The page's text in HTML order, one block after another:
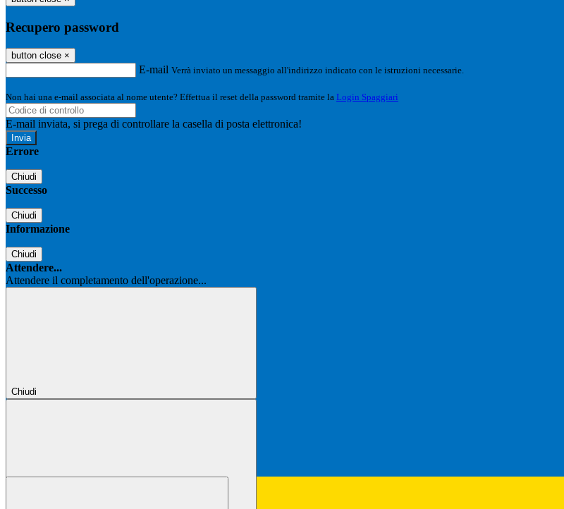
Recupero password
button close ×
E-mail Verrà inviato un messaggio all'indirizzo indicato con le istruzioni necessarie.
Non hai una e-mail associata al nome utente? Effettua il reset della password tramite la Login Spaggiari
E-mail inviata, si prega di controllare la casella di posta elettronica!
Errore
Chiudi
Successo
Chiudi
Informazione
Chiudi
Attendere...
Attendere il completamento dell'operazione...
Chiudi